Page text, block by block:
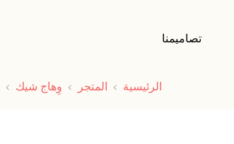
تصاميمنا
الرئيسية المتجر وِهاج شيك